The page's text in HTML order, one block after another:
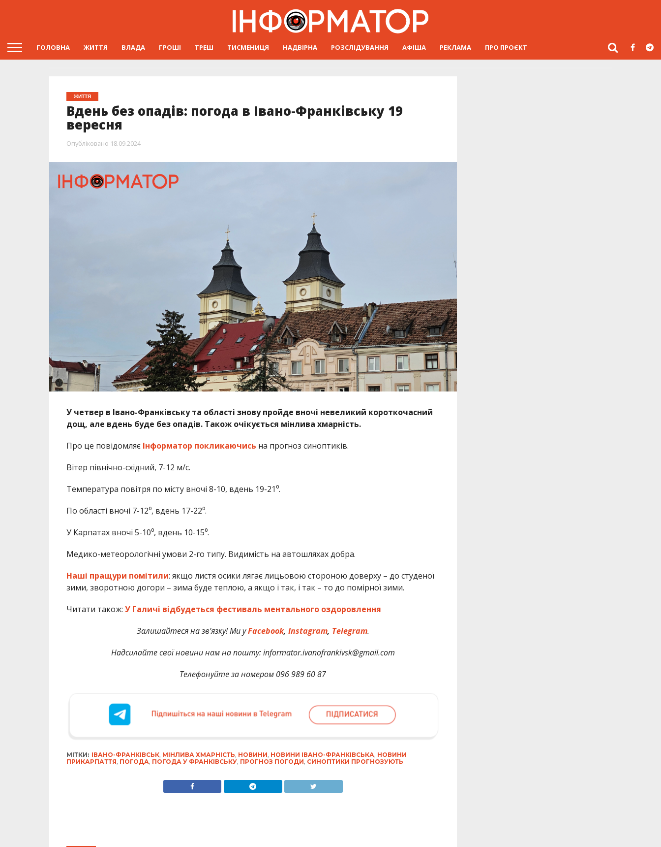
ГОЛОВНА ЖИТТЯ ВЛАДА ГРОШІ ТРЕШ ТИСМЕНИЦЯ НАДВІРНА РОЗСЛІДУВАННЯ АФІША РЕКЛАМА ПРО ПРОЄКТ
ЖИТТЯ
Вдень без опадів: погода в Івано-Франківську 19
вересня
Опубліковано 18.09.2024
У четвер в Івано-Франківську та області знову пройде вночі невеликий короткочасний
дощ, але вдень буде без опадів. Також очікується мінлива хмарність.
Про це повідомляє Інформатор покликаючись на прогноз синоптиків.
Вітер північно-східний, 7-12 м/с.
Температура повітря по місту вночі 8-10, вдень 19-21⁰.
По області вночі 7-12⁰, вдень 17-22⁰.
У Карпатах вночі 5-10⁰, вдень 10-15⁰.
Медико-метеорологічні умови 2-го типу. Видимість на автошляхах добра.
Наші пращури помітили: якщо листя осики лягає лицьовою стороною доверху – до студеної
зими, зворотною догори – зима буде теплою, а якщо і так, і так – то до помірної зими.
Читати також: У Галичі відбудеться фестиваль ментального оздоровлення
Залишайтеся на зв’язку! Ми уFacebook, Instagram, Telegram.
Надсилайте свої новини нам на пошту: informator.ivanofrankivsk@gmail.com
Телефонуйте за номером 096 989 60 87
МІТКИ: ІВАНО-ФРАНКІВСЬК, МІНЛИВА ХМАРНІСТЬ, НОВИНИ, НОВИНИ ІВАНО-ФРАНКІВСЬКА, НОВИНИ
ПРИКАРПАТТЯ, ПОГОДА, ПОГОДА У ФРАНКІВСЬКУ, ПРОГНОЗ ПОГОДИ, СИНОПТИКИ ПРОГНОЗУЮТЬ